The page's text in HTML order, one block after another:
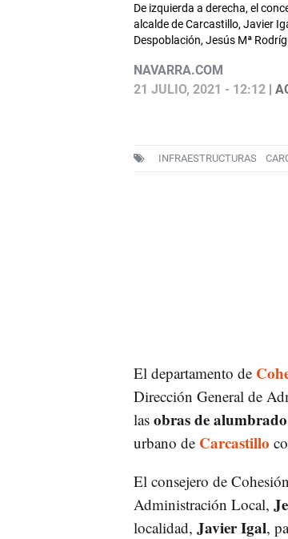
De izquierda a derecha, el
alcalde de Carcastillo, Javier
Despoblación, Jesús Mª
NAVARRA.COM
21 JULIO, 2021 - 12:12|
INFRAESTRUCTURAS
El departamento de
Dirección General de
lasobras de
urbano de Carcastillo
El consejero de
Administración Local,
localidad, Javier Igal,